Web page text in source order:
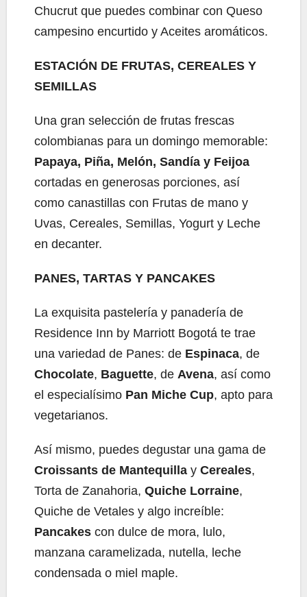
Chucrut que puedes combinar con Queso
campesino encurtido y Aceites aromáticos.
ESTACIÓN DE FRUTAS, CEREALES Y
SEMILLAS
Una gran selección de frutas frescas
colombianas para un domingo memorable:
Papaya, Piña, Melón, Sandía y Feijoa
cortadas en generosas porciones, así
como canastillas con Frutas de mano y
Uvas, Cereales, Semillas, Yogurt y Leche
en decanter.
PANES, TARTAS Y PANCAKES
La exquisita pastelería y panadería de
Residence Inn by Marriott Bogotá te trae
una variedad de Panes: de Espinaca, de
Chocolate, Baguette, de Avena, así como
el especialísimo Pan Miche Cup, apto para
vegetarianos.
Así mismo, puedes degustar una gama de
Croissants de Mantequilla y Cereales,
Torta de Zanahoria, Quiche Lorraine,
Quiche de Vetales y algo increíble:
Pancakes con dulce de mora, lulo,
manzana caramelizada, nutella, leche
condensada o miel maple.